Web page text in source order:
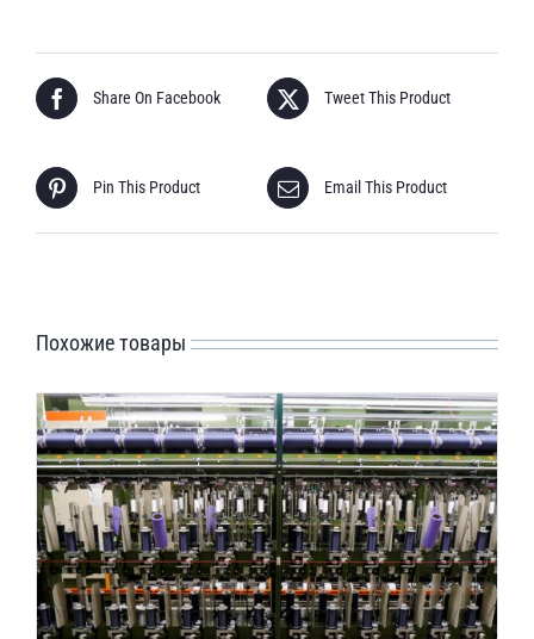
Share On Facebook Tweet This Product
Pin This Product Email This Product
Похожие товары